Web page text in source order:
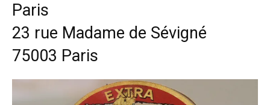
Paris
23 rue Madame de Sévigné
75003 Paris